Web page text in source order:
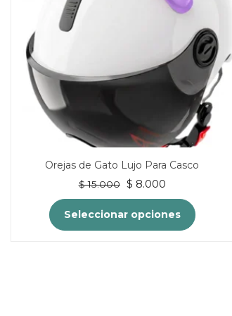
Orejas de Gato Lujo Para Casco
$15.000
El
precio
original
era:
$ 8.000El
precio
actual
es:
Seleccionar opciones